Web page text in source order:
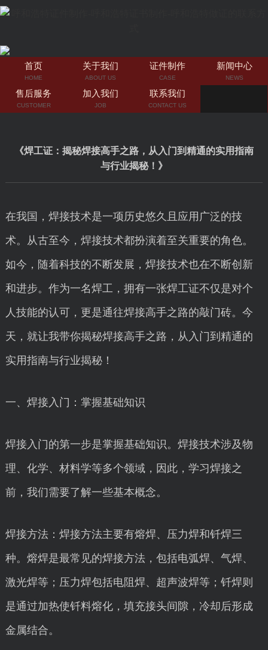
首页
HOME
关于我们
ABOUT US
证件制作
CASE
新闻中心
NEWS
售后服务
CUSTOMER
加入我们
JOB
联系我们
CONTACT US
《焊工证：揭秘焊接高手之路，从入门到精通的实用指南
与行业揭秘！》
在我国，焊接技术是一项历史悠久且应用广泛的技
术。从古至今，焊接技术都扮演着至关重要的角色。
如今，随着科技的不断发展，焊接技术也在不断创新
和进步。作为一名焊工，拥有一张焊工证不仅是对个
人技能的认可，更是通往焊接高手之路的敲门砖。今
天，就让我带你揭秘焊接高手之路，从入门到精通的
实用指南与行业揭秘！
一、焊接入门：掌握基础知识
焊接入门的第一步是掌握基础知识。焊接技术涉及物
理、化学、材料学等多个领域，因此，学习焊接之
前，我们需要了解一些基本概念。
焊接方法：焊接方法主要有熔焊、压力焊和钎焊三
种。熔焊是最常见的焊接方法，包括电弧焊、气焊、
激光焊等；压力焊包括电阻焊、超声波焊等；钎焊则
是通过加热使钎料熔化，填充接头间隙，冷却后形成
金属结合。